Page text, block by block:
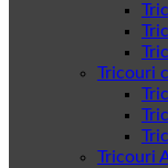
Tricouri
Tricouri